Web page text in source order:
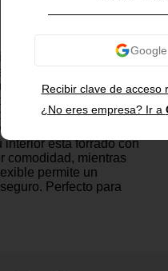
Recibir clave de acceso
¿No eres empresa? Ir a
para bebé combina
modernos.
de pana en un atractivo
elegante y a la vez
decorativos
que le dan
interior está forrado con
comodidad, mientras
permite un
Perfecto para